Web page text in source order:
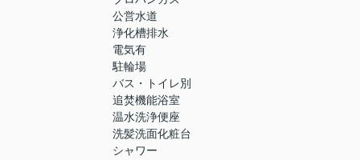
公営水道
浄化槽排水
電気有
駐輪場
バス・トイレ別
追焚機能浴室
温水洗浄便座
洗髪洗面化粧台
シャワー